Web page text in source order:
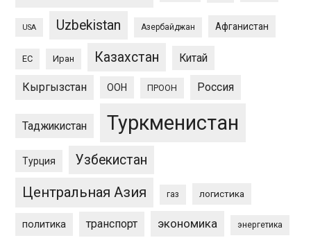
USA Uzbekistan Азербайджан Афганистан
ЕС Иран Казахстан Китай
Кыргызстан ООН ПРООН Россия
Таджикистан Туркменистан
Турция Узбекистан
Центральная Азия газ логистика
политика транспорт экономика энергетика